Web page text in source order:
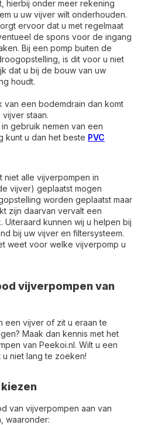
hierbij onder meer rekening
u uw vijver wilt onderhouden.
ervoor dat u met regelmaat
de spons voor de ingang
Bij een pomp buiten de
, is dit voor u niet
dat u bij de bouw van uw
houdt.
een bodemdrain dan komt
staan.
gebruik nemen van een
kunt u dan het beste PVC
alle vijverpompen in
vijver) geplaatst mogen
worden geplaatst maar
zijn daarvan vervalt een
Uiteraard kunnen wij u helpen bij
bij uw vijver en filtersysteem.
weet voor welke vijverpomp u
vijverpompen van
een vijver of zit u eraan te
Maak dan kennis met het
van Peekoi.nl. Wilt u een
niet lang te zoeken!
van vijverpompen aan van
waaronder: